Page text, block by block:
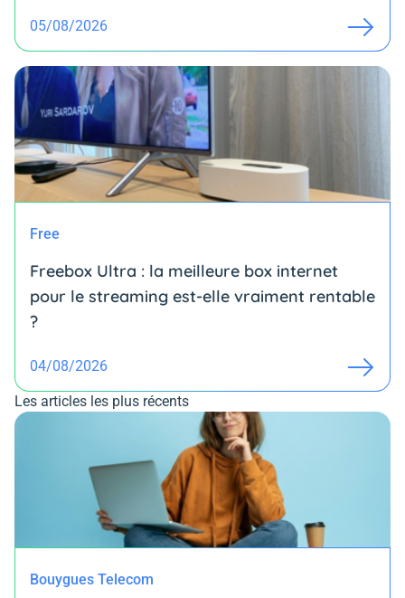
05/08/2026
Free
Freebox Ultra : la meilleure box internet
pour le streaming est-elle vraiment rentable
?
04/08/2026
Les articles les plus récents
Bouygues Telecom